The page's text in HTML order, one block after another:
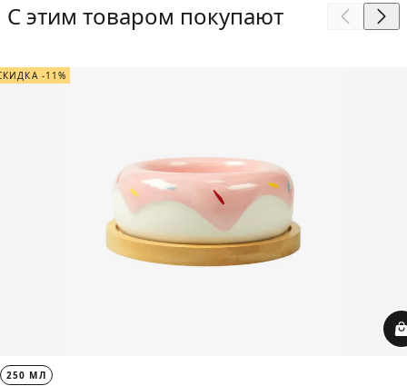
С этим товаром покупают
-11%
250 МЛ